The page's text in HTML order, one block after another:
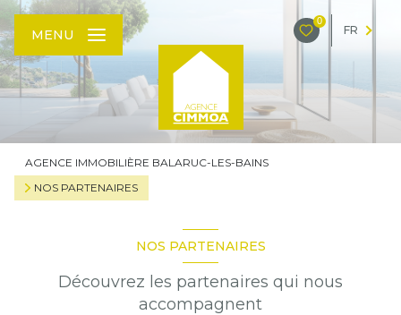
0
FR
MENU
AGENCE IMMOBILIÈRE BALARUC-LES-BAINS
NOS PARTENAIRES
NOS PARTENAIRES
Découvrez les partenaires qui nous
accompagnent